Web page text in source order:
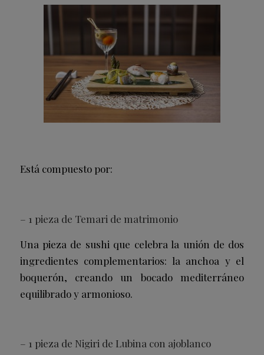
Está compuesto por:
– 1 pieza de Temari de matrimonio
Una pieza de sushi que celebra la unión de dos
ingredientes complementarios: la anchoa y el
boquerón, creando un bocado mediterráneo
equilibrado y armonioso.
– 1 pieza de Nigiri de Lubina con ajoblanco